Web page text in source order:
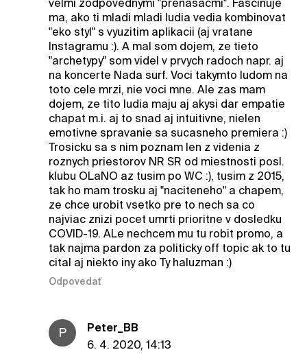
velmi zodpovednymi "prenasacmi". Fascinuje
ma, ako ti mladi mladi ludia vedia kombinovat
"eko styl" s vyuzitim aplikacii (aj vratane
Instagramu :). A mal som dojem, ze tieto
"archetypy" som videl v prvych radoch napr. aj
na koncerte Nada surf. Voci takymto ludom na
toto cele mrzi, nie voci mne. Ale zas mam
dojem, ze tito ludia maju aj akysi dar empatie
chapat m.i. aj to snad aj intuitivne, nielen
emotivne spravanie sa sucasneho premiera :)
Trosicku sa s nim poznam len z videnia z
roznych priestorov NR SR od miestnosti posl.
klubu OLaNO az tusim po WC :), tusim z 2015,
tak ho mam trosku aj "naciteneho" a chapem,
ze chce urobit vsetko pre to nech sa co
najviac znizi pocet umrti prioritne v dosledku
COVID-19. ALe nechcem mu tu robit promo, a
tak najma pardon za politicky off topic ak to tu
cital aj niekto iny ako Ty haluzman :)
Odpovedať
P
Peter_BB
6. 4. 2020, 14:13